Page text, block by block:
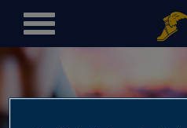
T
l